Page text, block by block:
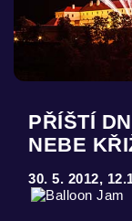
PŘÍŠTÍ
NEBE
30. 5. 2012,